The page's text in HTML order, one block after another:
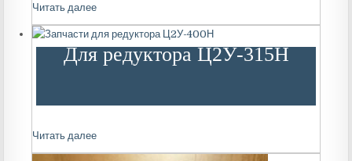
Читать далее
Для редуктора Ц2У-315Н
Читать далее